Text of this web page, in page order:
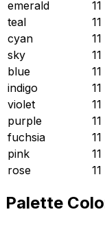
emerald
11
teal
11
cyan
11
sky
11
blue
11
indigo
11
violet
11
purple
11
fuchsia
11
pink
11
rose
11
Palette